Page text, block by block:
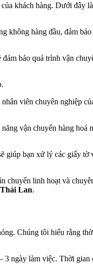
khách hàng. Dưới đây
không hàng đầu, đảm
bảo quá trình vận
viên chuyên nghiệp
vận chuyển hàng hoá
giúp bạn xử lý các giấy tờ
chuyển linh hoạt và
Thái Lan.
Chúng tôi hiểu rằng
3 ngày làm việc. Thời gian